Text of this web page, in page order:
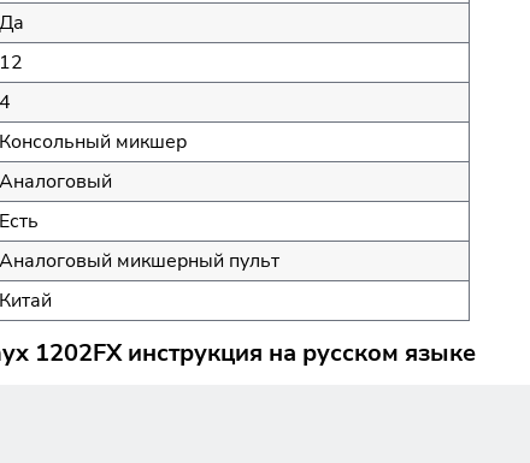
Да
12
4
Консольный микшер
Аналоговый
Есть
Аналоговый микшерный пульт
Китай
1202FX инструкция на русском языке